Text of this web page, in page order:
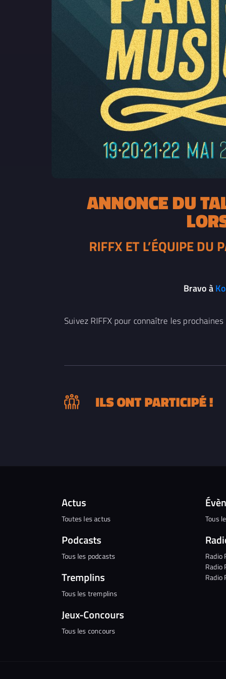
ANNONCE DU
RIFFX ET L’ÉQUIPE DU
Bravo à
Suivez RIFFX pour connaître les
ILS ONT PARTICIPÉ !
Actus
Toutes les actus
Podcasts
Tous les podcasts
Tremplins
Tous les tremplins
Jeux-Concours
Tous les concours
Tous
Radio
Radio
Radio